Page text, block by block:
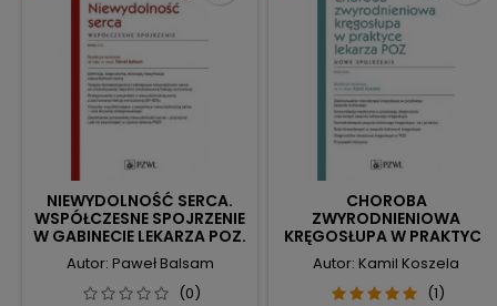
NIEWYDOLNOŚĆ SERCA.
WSPÓŁCZESNE SPOJRZENIE
W GABINECIE LEKARZA POZ.
Autor: Paweł Balsam
(0)
CHOROBA
ZWYRODNIENIOWA
KRĘGOSŁUPA W PRAKTYCE
LEKARZA POZ - NOWE
SPOJRZENIE
Autor: Kamil Koszela
(1)